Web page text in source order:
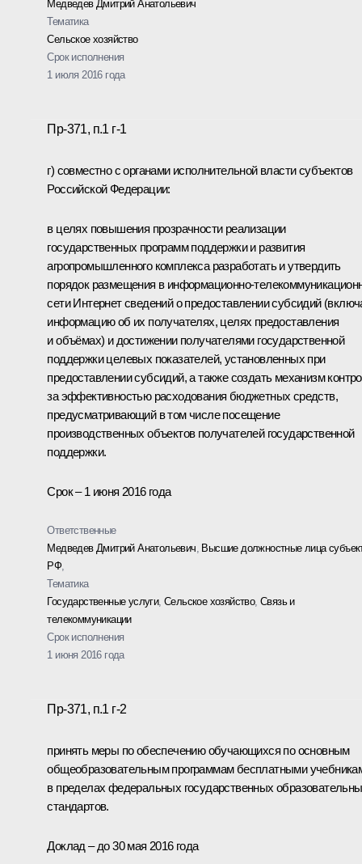
Медведев Дмитрий Анатольевич
Тематика
Сельское хозяйство
Срок исполнения
1 июля 2016 года
Пр-371, п.1 г-1
г) совместно с органами исполнительной власти субъектов
Российской Федерации:
в целях повышения прозрачности реализации
государственных программ поддержки и развития
агропромышленного комплекса разработать и утвердить
порядок размещения в информационно­-
сети Интернет сведений о предоставлении субсидий
информацию об их получателях, целях предоставления
и объёмах) и достижении получателями государственной
поддержки целевых показателей, установленных при
предоставлении субсидий, а также создать механизм
за эффективностью расходования бюджетных средств,
предусматривающий в том числе посещение
производственных объектов получателей государственной
поддержки.
Срок – 1 июня 2016 года
Ответственные
Медведев Дмитрий Анатольевич Высшие должностные лица
РФ,
Тематика
Государственные услуги,Сельское хозяйство,Связь и
телекоммуникации
Срок исполнения
1 июня 2016 года
Пр-371, п.1 г-2
принять меры по обеспечению обучающихся по основным
общеобразовательным программам бесплатными
в пределах федеральных государственных
стандартов.
Доклад – до 30 мая 2016 года